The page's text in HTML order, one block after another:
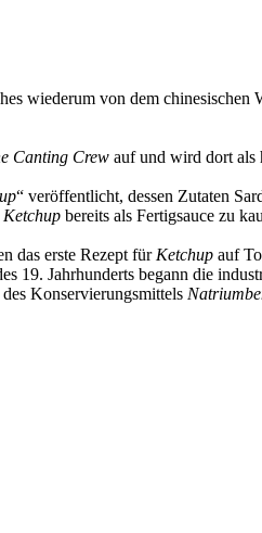
wiederum von dem chinesischen
Canting Crew auf und wird dort als
“ veröffentlicht, dessen Zutaten
Ketchup bereits als Fertigsauce zu
das erste Rezept für Ketchup auf
19. Jahrhunderts begann die
Konservierungsmittels